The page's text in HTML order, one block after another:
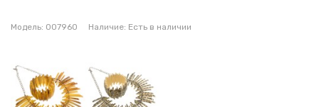
Модель: 007960 Наличие: Есть в наличии